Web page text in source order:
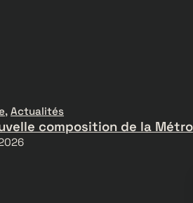
, Actualités
composition de la